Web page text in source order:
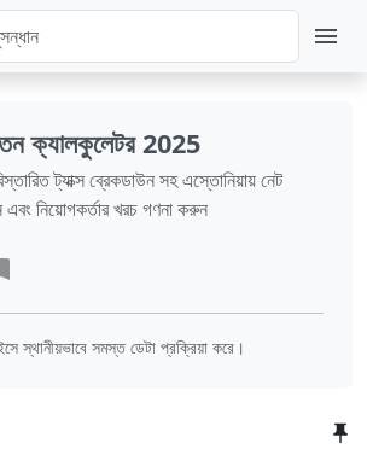
ক্যালকুলেটর 2025
ট্যাক্স ব্রেকডাউন সহ এস্তোনিয়ায় নেট
নিয়োগকর্তার খরচ গণনা করুন
স্থানীয়ভাবে সমস্ত ডেটা প্রক্রিয়া করে।